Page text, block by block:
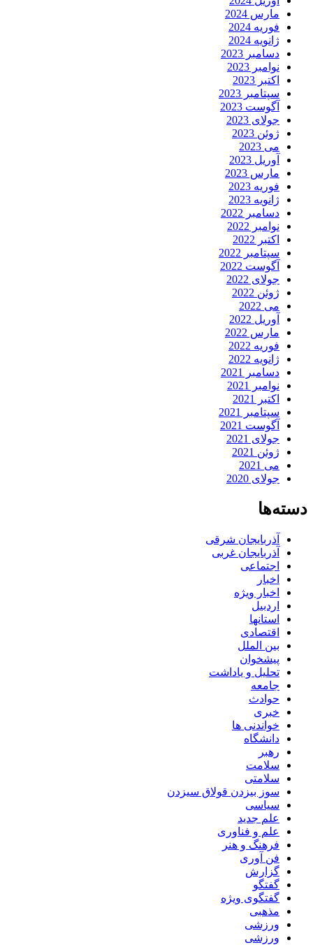
مارس 2024
فوریه 2024
ژانویه 2024
دسامبر 2023
نوامبر 2023
اکتبر 2023
سپتامبر 2023
آگوست 2023
جولای 2023
ژوئن 2023
می 2023
آوریل 2023
مارس 2023
فوریه 2023
ژانویه 2023
دسامبر 2022
نوامبر 2022
اکتبر 2022
سپتامبر 2022
آگوست 2022
جولای 2022
ژوئن 2022
می 2022
آوریل 2022
مارس 2022
فوریه 2022
ژانویه 2022
دسامبر 2021
نوامبر 2021
اکتبر 2021
سپتامبر 2021
آگوست 2021
جولای 2021
ژوئن 2021
می 2021
جولای 2020
دسته‌ها
آذربایجان شرقی
آذربایجان غربی
اجتماعی
اخبار
اخبار ویژه
اردبیل
استانها
اقتصادی
بین الملل
پیشخوان
تحلیل و یاداشت
جامعه
حوادث
خبری
خواندنی ها
دانشگاه
رهبر
سلامت
سلامتی
سوز بیزدن قولاق سیزدن
سیاسی
علم جدید
علم و فناوری
فرهنگ و هنر
فن آوری
گزارش
گفتگو
گفتگوی ویژه
مذهبی
ورزشی
ورزشی